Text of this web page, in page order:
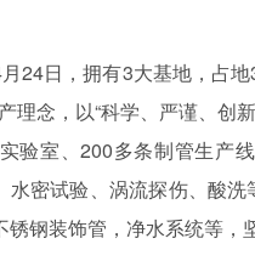
月24日，拥有3大基地，占
理念，以“科学、严谨、创
验室、200多条制管生产
密试验、涡流探伤、酸
锈钢装饰管，净水系统等，